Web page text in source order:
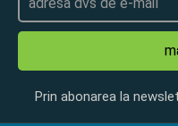
Prin abonarea la